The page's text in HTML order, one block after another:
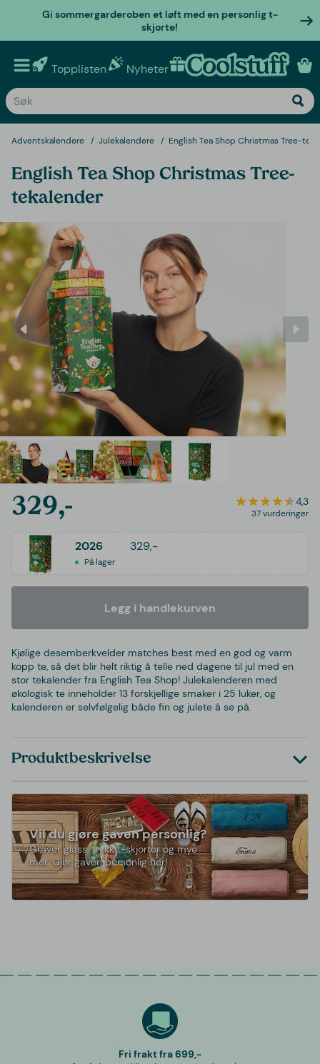
Gi sommergarderoben et løft med en personlig t-
skjorte!
Topplisten Nyheter Personlige gaver
Adventskalendere Julekalendere English Tea Shop Christmas Tree-
English Tea Shop Christmas Tree-
tekalender
329,- 4,3
37 vurderinger
2026 329,-
På lager
Legg i handlekurven
Kjølige desemberkvelder matches best med en god og varm
kopp te, så det blir helt riktig å telle ned dagene til jul med en
stor tekalender fra English Tea Shop! Julekalenderen med
økologisk te inneholder 13 forskjellige smaker i 25 luker, og
kalenderen er selvfølgelig både fin og julete å se på.
Produktbeskrivelse
Vil du gjøre gaven personlig?
Graver glass, trykk t-skjorter og mye
mer. Gjør gaven personlig her!
Fri frakt fra 699,-